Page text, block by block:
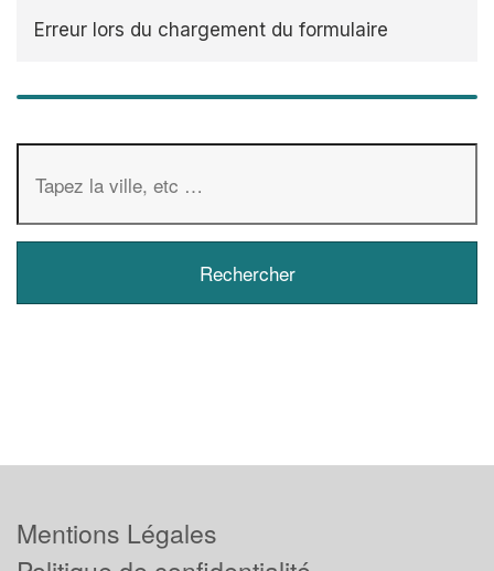
Erreur lors du chargement du formulaire
Mentions Légales